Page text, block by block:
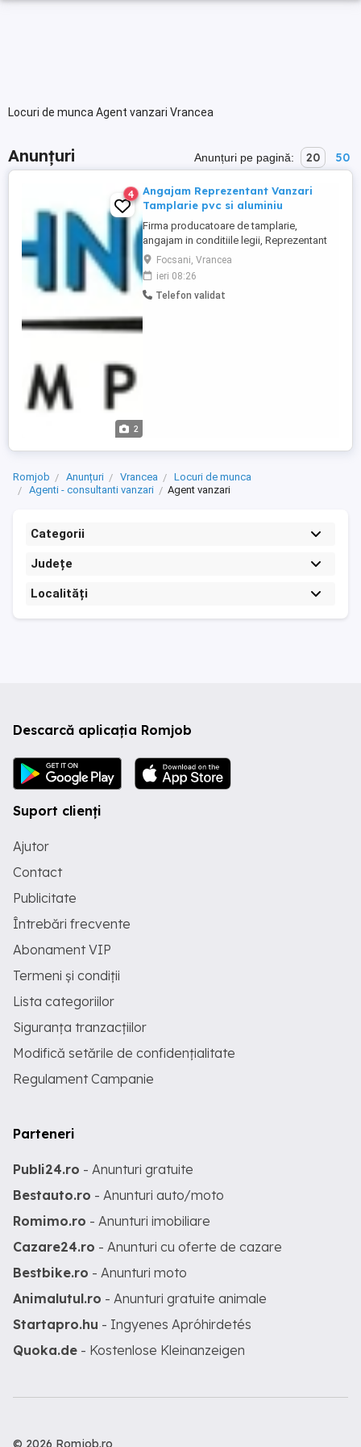
Locuri de munca Agent vanzari Vrancea
Anunțuri Anunțuri pe pagină: 20 50
2
4
Angajam Reprezentant Vanzari
Tamplarie pvc si aluminiu
Firma producatoare de tamplarie,
angajam in conditiile legii, Reprezentant
vanzari tehnic tamplarie pvc si aluminiu ,
pentru judetele Vrancea, Buzau. Conditii
de indeplinit, - experienta in domeniu
tamplariei de pvc si aluminiu, materiale de
Focsani, Vrancea
ieri 08:26
Telefon validat
Romjob Anunțuri Vrancea
Locuri de munca
Agenti - consultanti vanzari
Agent vanzari
Categorii
Județe
Localități
Descarcă aplicația Romjob
Suport clienți
Ajutor
Contact
Publicitate
Întrebări frecvente
Abonament VIP
Termeni și condiții
Lista categoriilor
Siguranța tranzacțiilor
Modifică setările de confidențialitate
Regulament Campanie
Parteneri
Publi24.ro - Anunturi gratuite
Bestauto.ro - Anunturi auto/moto
Romimo.ro - Anunturi imobiliare
Cazare24.ro - Anunturi cu oferte de cazare
Bestbike.ro - Anunturi moto
Animalutul.ro - Anunturi gratuite animale
Startapro.hu - Ingyenes Apróhirdetés
Quoka.de - Kostenlose Kleinanzeigen
© 2026 Romjob.ro